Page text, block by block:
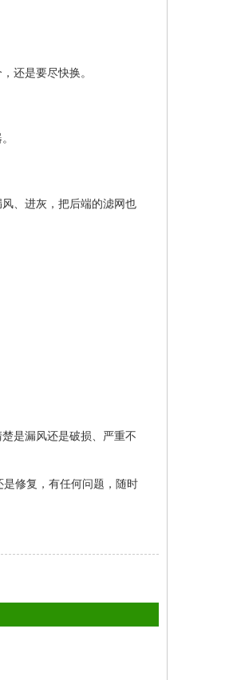
还是要尽快换。
、进灰，把后端的滤网也
是漏风还是破损、严重不
修复，有任何问题，随时